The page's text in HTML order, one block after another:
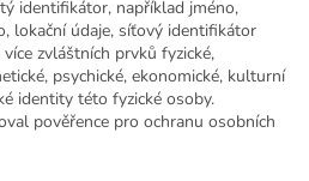
identifikátor, například jméno,
lokační údaje, síťový identifikátor
zvláštních prvků fyzické,
psychické, ekonomické, kulturní
identity této fyzické osoby.
pověřence pro ochranu osobních